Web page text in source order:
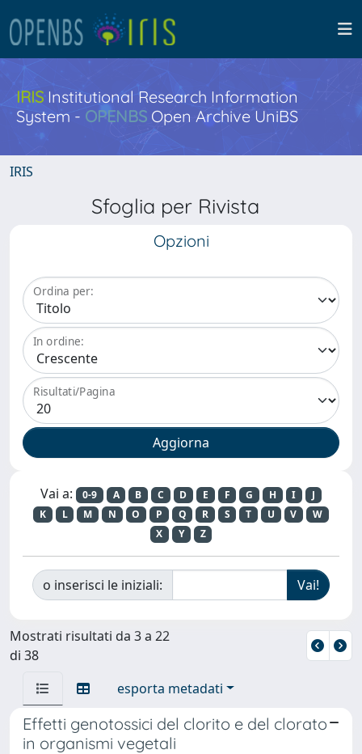
IRISInstitutional Research Information
System - OPENBS Open Archive UniBS
IRIS
Sfoglia per Rivista
Opzioni
Ordina per:
In ordine:
Risultati/Pagina
Vai a: 0-9 A B C D E F G H I
J
K
L M N O P Q R S T U V
W
X
Y Z
o inserisci le iniziali:
Mostrati risultati da 3 a 22
di 38
esporta metadati
Effetti genotossici del clorito e del clorato
in organismi vegetali